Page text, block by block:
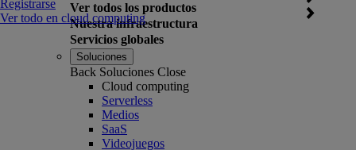
Ver todos los productos
Nuestra infraestructura
Servicios globales
Registrarse
Ver todo en cloud computing
Soluciones
Back Soluciones Close
Cloud computing
Serverless
Medios
SaaS
Videojuegos